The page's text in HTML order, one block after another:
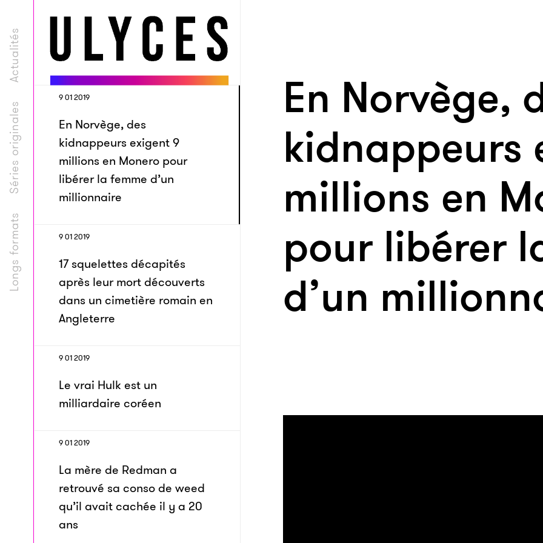
Longs formats
Séries originales
Actualités
9 01 2019
En Norvège, des
kidnappeurs exigent 9
millions en Monero pour
libérer la femme d’un
millionnaire
9 01 2019
17 squelettes décapités
après leur mort découverts
dans un cimetière romain en
Angleterre
9 01 2019
Le vrai Hulk est un
milliardaire coréen
9 01 2019
La mère de Redman a
retrouvé sa conso de weed
qu’il avait cachée il y a 20
ans
En Norvège,
kidnappeurs
millions en
pour libérer
d’un